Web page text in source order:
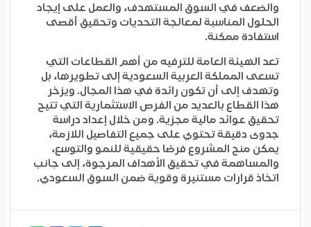
والضعف في السوق المستهدف، والعمل على إيجاد
الحلول المناسبة لمعالجة التحديات وتحقيق أقصى
استفادة ممكنة.
تعد الهيئة العامة للترفيه من أهم القطاعات التي
تسعى المملكة العربية السعودية إلى تطويرها، بل
وتهدف إلى أن تكون رائدة في هذا المجال. ويزخر
هذا القطاع بالعديد من الفرص الاستثمارية التي تتيح
تحقيق عوائد مالية مجزية. ومن خلال إعداد دراسة
جدوى دقيقة تحتوي على جميع التفاصيل اللازمة،
يمكن منح المشروع فرصًا حقيقية للنمو والتوسع،
والمساهمة في تحقيق الأهداف المرجوة، إلى جانب
اتخاذ قرارات مستنيرة وقوية ضمن السوق السعودي.